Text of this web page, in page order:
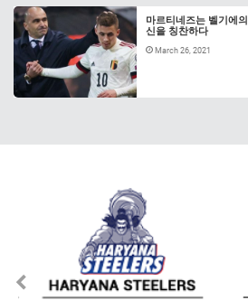
마르티네즈는 벨기에
신을 칭찬하다
March 26, 2021